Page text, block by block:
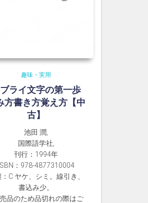
趣味・実用
ライ文字の第一歩
方書き方覚え方【中
古】
池田 潤,
国際語学社,
刊行：1994年
ISBN：978-4877310004
C ヤケ、シミ。線引き、
書込み少。
品のため品切れの際はご